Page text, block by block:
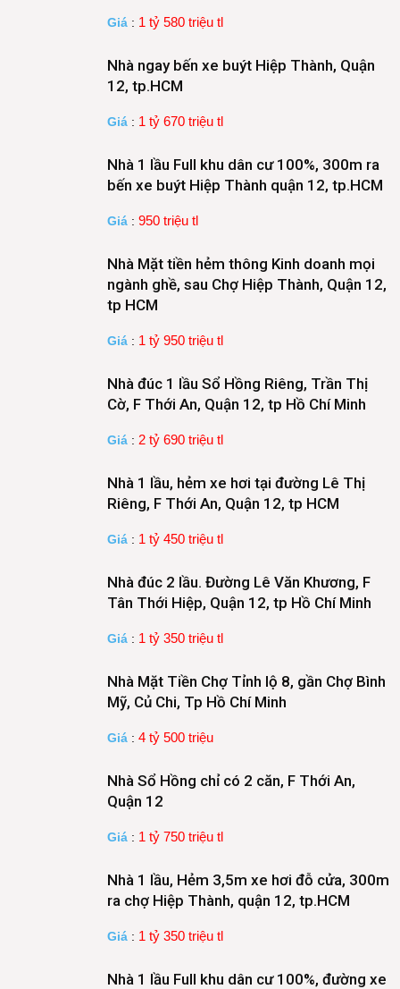
Giá : 1 tỷ 580 triệu tl
Nhà ngay bến xe buýt Hiệp Thành, Quận
12, tp.HCM
Giá : 1 tỷ 670 triệu tl
Nhà 1 lầu Full khu dân cư 100%, 300m ra
bến xe buýt Hiệp Thành quận 12, tp.HCM
Giá : 950 triệu tl
Nhà Mặt tiền hẻm thông Kinh doanh mọi
ngành ghề, sau Chợ Hiệp Thành, Quận 12,
tp HCM
Giá : 1 tỷ 950 triệu tl
Nhà đúc 1 lầu Sổ Hồng Riêng, Trần Thị
Cờ, F Thới An, Quận 12, tp Hồ Chí Minh
Giá : 2 tỷ 690 triệu tl
Nhà 1 lầu, hẻm xe hơi tại đường Lê Thị
Riêng, F Thới An, Quận 12, tp HCM
Giá : 1 tỷ 450 triệu tl
Nhà đúc 2 lầu. Đường Lê Văn Khương, F
Tân Thới Hiệp, Quận 12, tp Hồ Chí Minh
Giá : 1 tỷ 350 triệu tl
Nhà Mặt Tiền Chợ Tỉnh lộ 8, gần Chợ Bình
Mỹ, Củ Chi, Tp Hồ Chí Minh
Giá : 4 tỷ 500 triệu
Nhà Sổ Hồng chỉ có 2 căn, F Thới An,
Quận 12
Giá : 1 tỷ 750 triệu tl
Nhà 1 lầu, Hẻm 3,5m xe hơi đỗ cửa, 300m
ra chợ Hiệp Thành, quận 12, tp.HCM
Giá : 1 tỷ 350 triệu tl
Nhà 1 lầu Full khu dân cư 100%, đường xe